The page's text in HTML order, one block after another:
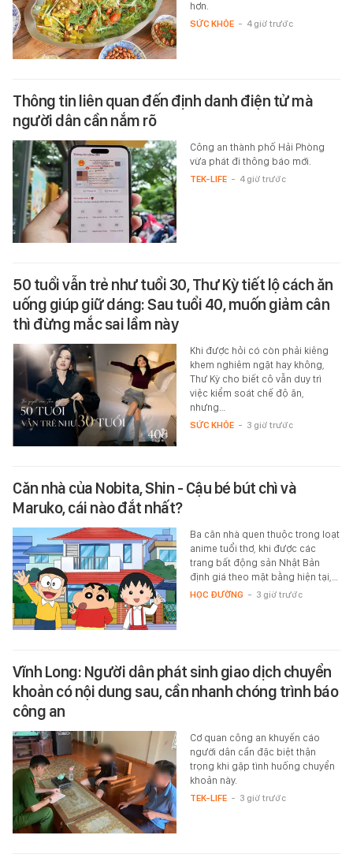
hơn.
SỨC KHỎE - 4 giờ trước
Thông tin liên quan đến định danh điện tử mà
người dân cần nắm rõ
Công an thành phố Hải Phòng
vừa phát đi thông báo mới.
TEK-LIFE - 4 giờ trước
50 tuổi vẫn trẻ như tuổi 30, Thư Kỳ tiết lộ cách ăn
uống giúp giữ dáng: Sau tuổi 40, muốn giảm cân
thì đừng mắc sai lầm này
Khi được hỏi có còn phải kiêng
khem nghiêm ngặt hay không,
Thư Kỳ cho biết cô vẫn duy trì
việc kiểm soát chế độ ăn,
nhưng…
SỨC KHỎE - 3 giờ trước
Căn nhà của Nobita, Shin - Cậu bé bút chì và
Maruko, cái nào đắt nhất?
Ba căn nhà quen thuộc trong loạt
anime tuổi thơ, khi được các
trang bất động sản Nhật Bản
định giá theo mặt bằng hiện tại,…
HỌC ĐƯỜNG - 3 giờ trước
Vĩnh Long: Người dân phát sinh giao dịch chuyển
khoản có nội dung sau, cần nhanh chóng trình báo
công an
Cơ quan công an khuyến cáo
người dân cần đặc biệt thận
trọng khi gặp tình huống chuyển
khoản này.
TEK-LIFE - 3 giờ trước